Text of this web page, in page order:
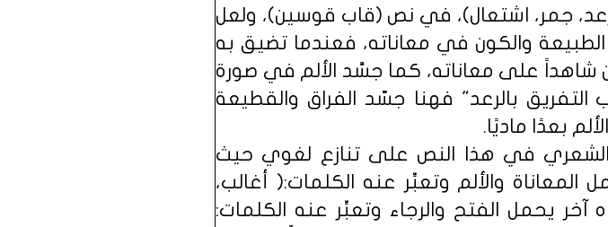
جمر، اشتعال)، في نص (قاب قوسين)، ولعل
والكون في معاناته، فعندما تضيق به
شاهداً على معاناته، كما جسَّد الألم في صورة
بالرعد" فهنا جسّد الفراق والقطيعة
بعدًا ماديًا.
في هذا النص على تنازع لغوي حيث
والألم وتعبِّر عنه الكلمات:( أغالب،
آخر يحمل الفتح والرجاء وتعبِّر عنه الكلمات: